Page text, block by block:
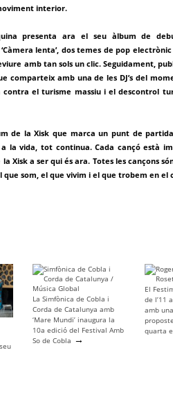
interior.
presenta ara el seu àlbum de
‘Càmera lenta’, dos temes de pop
amb tan sols un clic. Seguidament,
comparteix amb una de les DJ’s del
contra el turisme massiu i el descontrol
de la Xisk que marca un punt de
la vida, tot continua. Cada cançó està
Xisk a ser qui és ara. Totes les cançons
som, el que vivim i el que trobem en el
La Simfònica de Cobla i
Corda de Catalunya amb
‘Mare Mundi’ inaugura la
10a edició del Festival Amb
So de Cobla →
El
de l’11
amb
quarta